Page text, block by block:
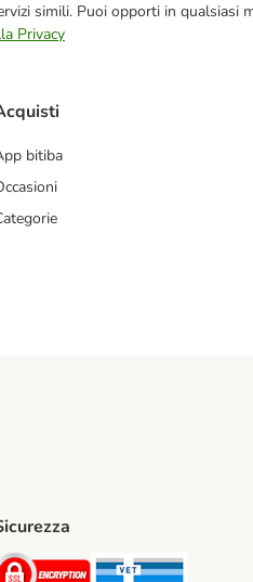
simili. Puoi opporti in qualsiasi
Privacy
bitiba
Security